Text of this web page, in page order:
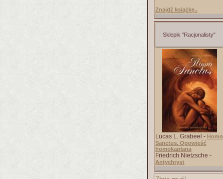
Znajdź książkę..
Sklepik "Racjonalisty"
Lucas L. Grabeel - Homo
Sanctus. Opowieść
homokapłana
Friedrich Nietzsche -
Antychryst